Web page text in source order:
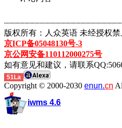
版权所有：人众英语 未经授权
京ICP备05048130号-3
京公网安备110112000275号
如有意见和建议，请联系
51La
Copyright © 2000-2030 enun.cn
iwms 4.6